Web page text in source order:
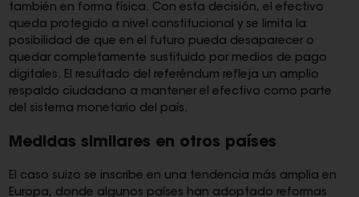
también en forma física. Con esta decisión, el efectivo
queda protegido a nivel constitucional y se limita la
posibilidad de que en el futuro pueda desaparecer o
quedar completamente sustituido por medios de pago
digitales. El resultado del referéndum refleja un amplio
respaldo ciudadano a mantener el efectivo como parte
del sistema monetario del país.
Medidas similares en otros países
El caso suizo se inscribe en una tendencia más amplia en
Europa, donde algunos países han adoptado reformas